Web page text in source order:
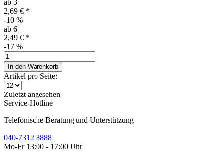
ab 3
2,69 € *
-10 %
ab 6
2,49 € *
-17 %
In den Warenkorb
Artikel pro Seite:
Zuletzt angesehen
Service-Hotline
Telefonische Beratung und Unterstützung
040-7312 8888
Mo-Fr 13:00 - 17:00 Uhr